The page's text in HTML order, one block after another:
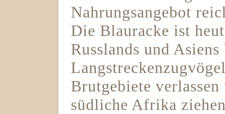
Nahrungsangebot
Die Blauracke ist
Russlands und
Brutgebiete
südliche Afrika